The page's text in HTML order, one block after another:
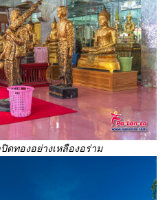
ดทองอย่างเหลืองอร่าม